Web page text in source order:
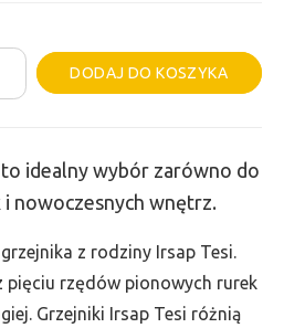
DODAJ DO KOSZYKA
to idealny wybór zarówno do
i nowoczesnych wnętrz.
z rodziny Irsap Tesi.
pięciu rzędów pionowych rurek
Grzejniki Irsap Tesi różnią